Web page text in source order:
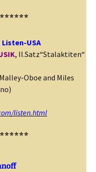
Listen-USA
, II.Satz“Stalaktiten“
Oboe and Miles
listen.html